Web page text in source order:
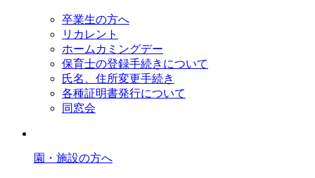
卒業生の方へ
リカレント
ホームカミングデー
保育士の登録手続きについて
氏名、住所変更手続き
各種証明書発行について
同窓会
園・施設の方へ